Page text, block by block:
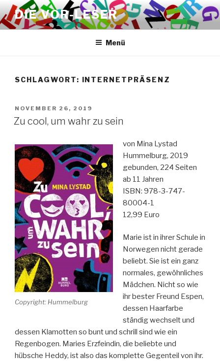
Zum
Inhalt
springen
DIE VOR-LESER
Menü
SCHLAGWORT: INTERNETPRÄSENZ
VERÖFFENTLICHT
AM
NOVEMBER 26, 2019
Zu cool, um wahr zu sein
Copyright: Hummelburg
von Mina Lystad
Hummelburg, 2019
gebunden, 224 Seiten
ab 11 Jahren
ISBN: 978-3-747-
80004-1
12,99 Euro
Marie ist in ihrer Schule in
Norwegen nicht gerade
beliebt. Sie ist ein ganz
normales, gewöhnliches
Mädchen. Nicht so wie
ihr bester Freund Espen,
dessen Haarfarbe
ständig wechselt und
dessen Klamotten so bunt und schrill sind wie ein
Regenbogen. Maries Erzfeindin, die beliebte und
hübsche Heddy, ist also das komplette Gegenteil von ihr.